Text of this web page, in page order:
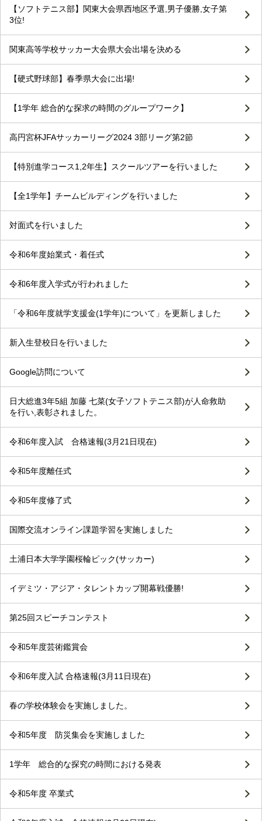
【ソフトテニス部】関東大会県西地区予選,男子優勝,女子第
3位!
関東高等学校サッカー大会県大会出場を決める
【硬式野球部】春季県大会に出場!
【1学年 総合的な探求の時間のグループワーク】
高円宮杯JFAサッカーリーグ2024 3部リーグ第2節
【特別進学コース1,2年生】スクールツアーを行いました
【全1学年】チームビルディングを行いました
対面式を行いました
令和6年度始業式・着任式
令和6年度入学式が行われました
「令和6年度就学支援金(1学年)について」を更新しました
新入生登校日を行いました
Google訪問について
日大総進3年5組 加藤 七菜(女子ソフトテニス部)が人命救助
を行い,表彰されました。
令和6年度入試 合格速報(3月21日現在)
令和5年度離任式
令和5年度修了式
国際交流オンライン課題学習を実施しました
土浦日本大学学園桜輪ピック(サッカー)
イデミツ・アジア・タレントカップ開幕戦優勝!
第25回スピーチコンテスト
令和5年度芸術鑑賞会
令和6年度入試 合格速報(3月11日現在)
春の学校体験会を実施しました。
令和5年度 防災集会を実施しました
1学年 総合的な探究の時間における発表
令和5年度 卒業式